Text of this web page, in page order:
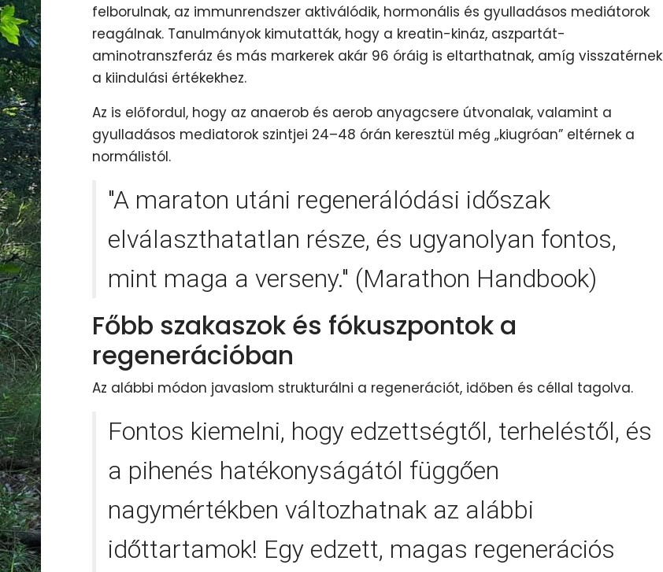
felborulnak, az immunrendszer aktiválódik, hormonális és gyulladásos mediátorok
reagálnak. Tanulmányok kimutatták, hogy a kreatin-kináz, aszpartát-
aminotranszferáz és más markerek akár 96 óráig is eltarthatnak, amíg visszatérnek
a kiindulási értékekhez.
Az is előfordul, hogy az anaerob és aerob anyagcsere útvonalak, valamint a
gyulladásos mediatorok szintjei 24–48 órán keresztül még „kiugróan” eltérnek a
normálistól.
"A maraton utáni regenerálódási időszak
elválaszthatatlan része, és ugyanolyan fontos,
mint maga a verseny." (Marathon Handbook)
Főbb szakaszok és fókuszpontok a
regenerációban
Az alábbi módon javaslom strukturálni a regenerációt, időben és céllal tagolva.
Fontos kiemelni, hogy edzettségtől, terheléstől, és
a pihenés hatékonyságától függően
nagymértékben változhatnak az alábbi
időttartamok! Egy edzett, magas regenerációs